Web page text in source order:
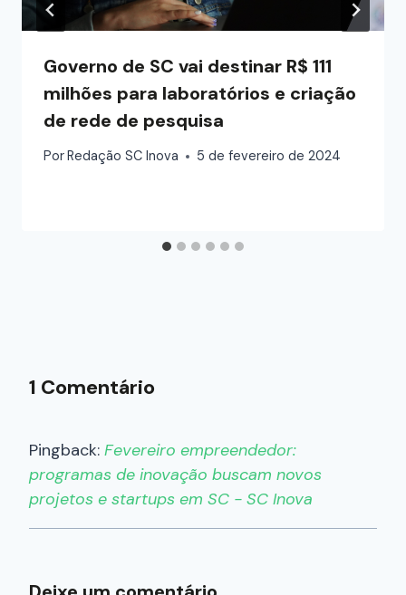
Governo de SC vai destinar R$ 111
milhões para laboratórios e criação
de rede de pesquisa
PorRedação SC Inova 5 de fevereiro de 2024
1 Comentário
Pingback: Fevereiro empreendedor:
programas de inovação buscam novos
projetos e startups em SC - SC Inova